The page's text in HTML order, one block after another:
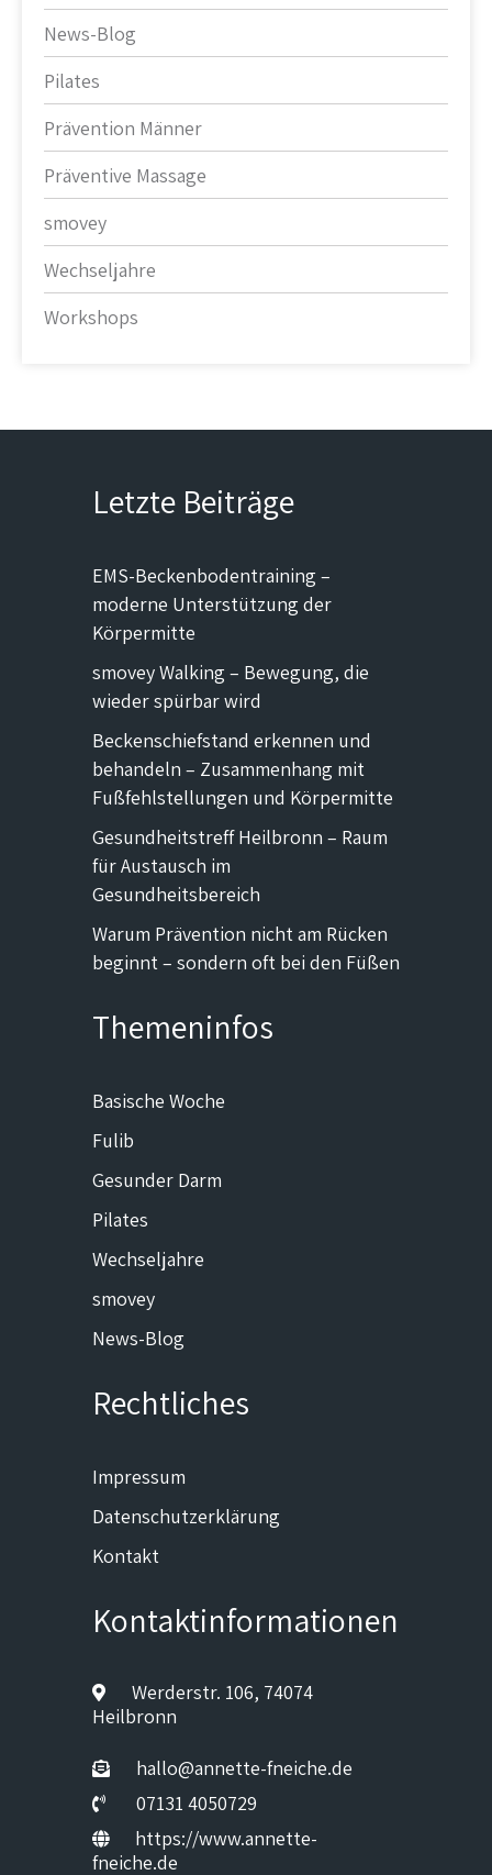
News-Blog
Pilates
Prävention Männer
Präventive Massage
smovey
Wechseljahre
Workshops
Letzte Beiträge
EMS-Beckenbodentraining –
moderne Unterstützung der
Körpermitte
smovey Walking – Bewegung, die
wieder spürbar wird
Beckenschiefstand erkennen und
behandeln – Zusammenhang mit
Fußfehlstellungen und Körpermitte
Gesundheitstreff Heilbronn – Raum
für Austausch im
Gesundheitsbereich
Warum Prävention nicht am Rücken
beginnt – sondern oft bei den Füßen
Themeninfos
Basische Woche
Fulib
Gesunder Darm
Pilates
Wechseljahre
smovey
News-Blog
Rechtliches
Impressum
Datenschutzerklärung
Kontakt
Kontaktinformationen
Werderstr. 106, 74074
Heilbronn
hallo@annette-fneiche.de
07131 4050729
https://www.annette-
fneiche.de